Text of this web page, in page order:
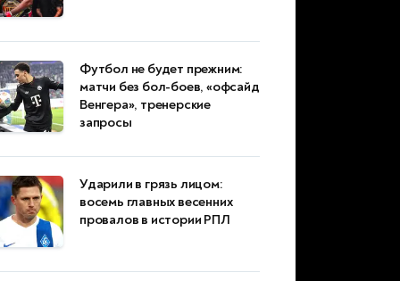
Футбол не будет прежним:
матчи без бол-боев, «офсайд
Венгера», тренерские
запросы
Ударили в грязь лицом:
восемь главных весенних
провалов в истории РПЛ